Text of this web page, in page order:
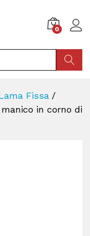
0
Fissa /
in corno di